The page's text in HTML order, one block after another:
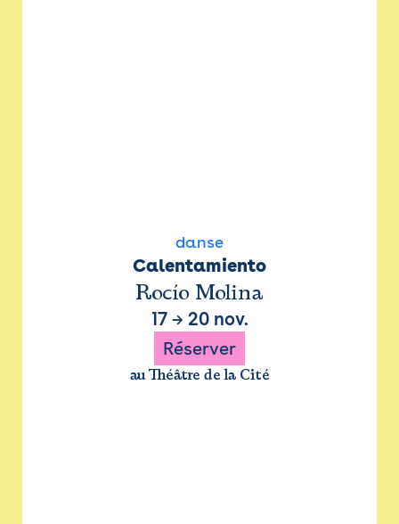
danse
Calentamiento
Rocío Molina
17→ 20 nov.
Réserver
au Théâtre de la Cité